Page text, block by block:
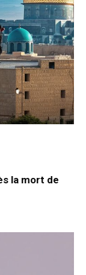
la mort de